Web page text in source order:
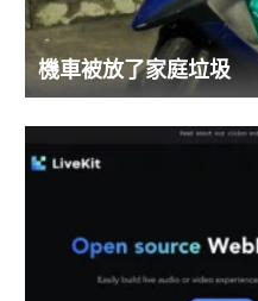
機車被放了家庭垃圾